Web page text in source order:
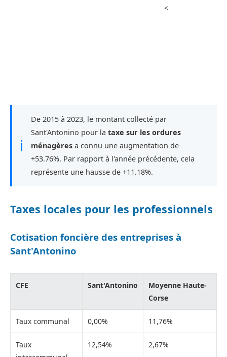
<
ℹ
De 2015 à 2023, le montant collecté par
Sant'Antonino pour la taxe sur les ordures
ménagères a connu une augmentation de
+53.76%. Par rapport à l'année précédente, cela
représente une hausse de +11.18%.
Taxes locales pour les professionnels
Cotisation foncière des entreprises à
Sant'Antonino
CFE Sant'Antonino
Moyenne Haute-
Corse
Taux communal 0,00% 11,76%
Taux
12,54% 2,67%